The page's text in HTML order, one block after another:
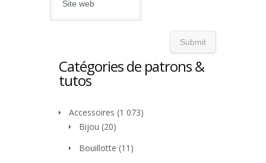
Catégories de patrons &
tutos
Accessoires (1 073)
Bijou (20)
Bouillotte (11)